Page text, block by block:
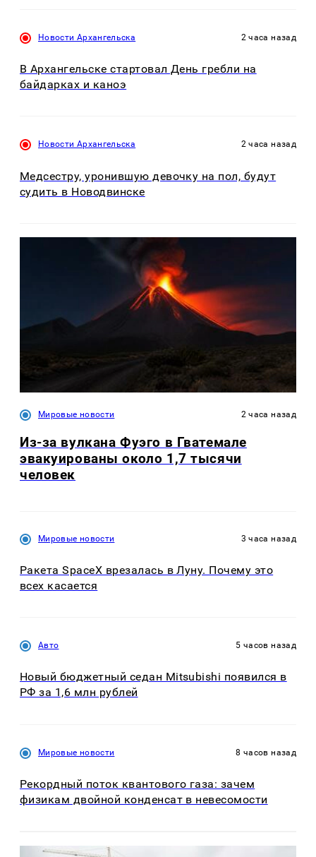
Новости Архангельска 2 часа назад
В Архангельске стартовал День гребли на
байдарках и каноэ
Новости Архангельска 2 часа назад
Медсестру, уронившую девочку на пол, будут
судить в Новодвинске
Мировые новости 2 часа назад
Из-за вулкана Фуэго в Гватемале
эвакуированы около 1,7 тысячи
человек
Мировые новости 3 часа назад
Ракета SpaceX врезалась в Луну. Почему это
всех касается
Авто 5 часов назад
Новый бюджетный седан Mitsubishi появился в
РФ за 1,6 млн рублей
Мировые новости 8 часов назад
Рекордный поток квантового газа: зачем
физикам двойной конденсат в невесомости